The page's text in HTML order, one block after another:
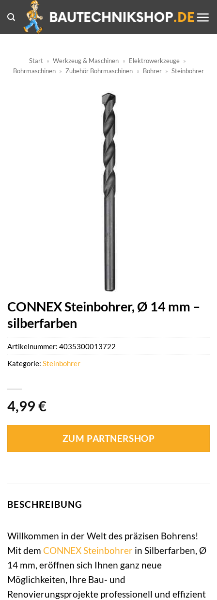
Inhalt
springen
Start » Werkzeug & Maschinen » Elektrowerkzeuge »
Bohrmaschinen » Zubehör Bohrmaschinen » Bohrer » Steinbohrer
CONNEX Steinbohrer, Ø 14 mm –
silberfarben
4,99 €
ZUM PARTNERSHOP
Artikelnummer: 4035300013722
Kategorie: Steinbohrer
BESCHREIBUNG
Willkommen in der Welt des präzisen Bohrens!
Mit dem CONNEX Steinbohrer in Silberfarben, Ø
14 mm, eröffnen sich Ihnen ganz neue
Möglichkeiten, Ihre Bau- und
Renovierungsprojekte professionell und effizient